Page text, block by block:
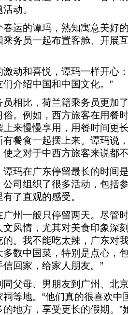
动。
的谭玛，熟知寓意美好
乘务员一起布置客舱、开展
和喜悦，谭玛一样开心：
介绍中国和中国文化。”
比，荷兰籍乘务员更加
俗。例如，西方旅客在用餐
上来慢慢享用，用餐时间更
有餐食一起摆上来。谭玛说
使之对于中西方旅客来说都
在广东停留最长的时间
公司组织了很多活动，包括
了直观的感受。
一般只停留两天。尽管
风情，尤其对美食印象深
的。我不能吃太辣，广东对
多数中国菜，特别是点心，
回家，给家人朋友。”
母、男朋友到广州、北
等地。“他们真的很喜欢中
地方，享受更长的假期。”